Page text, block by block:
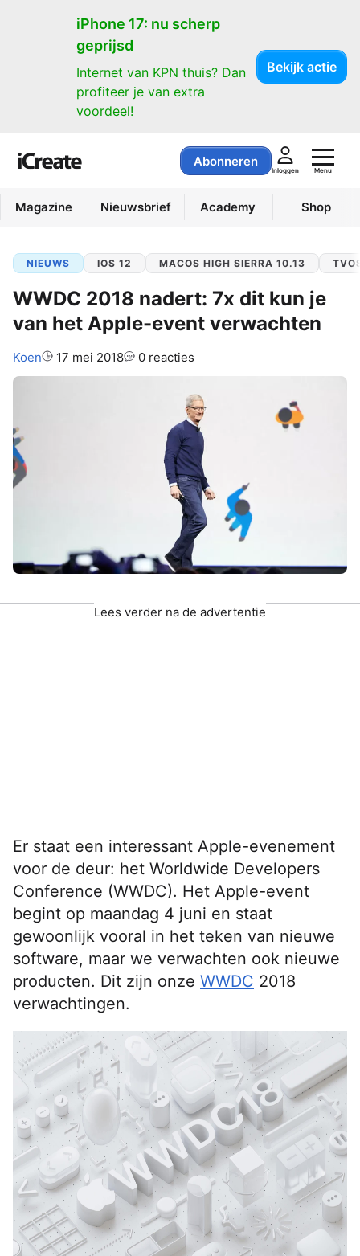
iPhone 17: nu scherp
geprijsd
Internet van KPN thuis? Dan
profiteer je van extra
voordeel!
Bekijk actie
Abonneren
Inloggen Menu
Magazine Nieuwsbrief Academy Shop
NIEUWS IOS 12 MACOS HIGH SIERRA 10.13
WWDC 2018 nadert: 7x dit kun je
van het Apple-event verwachten
Auteur:
Koen 17 mei 2018 0 reacties
Lees verder na de advertentie
Er staat een interessant Apple-evenement
voor de deur: het Worldwide Developers
Conference (WWDC). Het Apple-event
begint op maandag 4 juni en staat
gewoonlijk vooral in het teken van nieuwe
software, maar we verwachten ook nieuwe
producten. Dit zijn onze WWDC 2018
verwachtingen.